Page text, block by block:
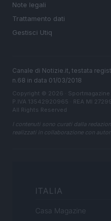
Note legali
Trattamento dati
Gestisci Utiq
Canale di Notizie.it, testata
n.68 in data 01/03/2018
Copyright © 2026 ·
P.IVA 13542920965 · REA MI
All Rights Reserved
I contenuti sono curati dalla
realizzati in collaborazione con
ITALIA
Casa Magazine